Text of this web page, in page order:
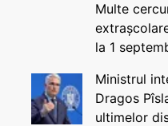
Multe
la 1
Ministrul
Dragos
ultimelor